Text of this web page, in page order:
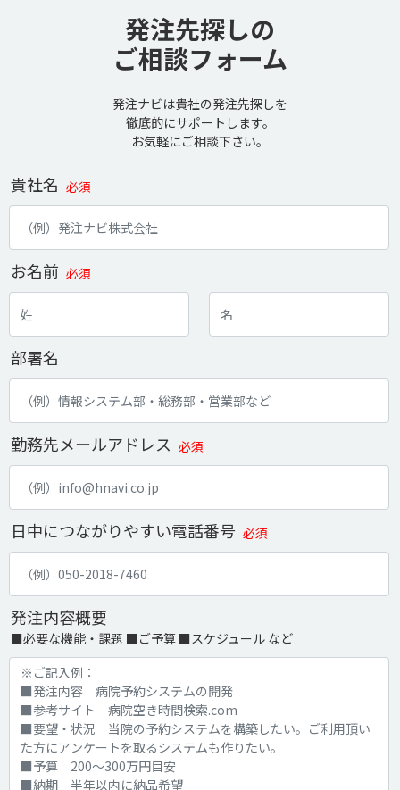
発注先探しの
ご相談フォーム
発注ナビは貴社の発注先探しを
徹底的にサポートします。
お気軽にご相談下さい。
貴社名 必須
お名前 必須
部署名
勤務先メールアドレス 必須
日中につながりやすい電話番号 必須
発注内容概要
■必要な機能・課題 ■ご予算 ■スケジュール など